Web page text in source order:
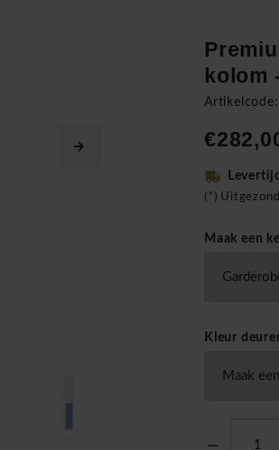
kolom
(*)
Maak een
Kleur